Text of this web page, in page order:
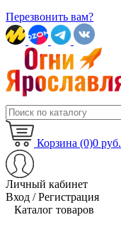
Перезвонить вам?
Корзина (0)0 руб.
Личный кабинет
Вход / Регистрация
Каталог товаров